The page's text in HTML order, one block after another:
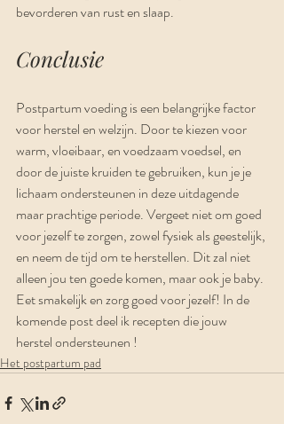
bevorderen van rust en slaap.
Conclusie
Postpartum voeding is een belangrijke factor
voor herstel en welzijn. Door te kiezen voor
warm, vloeibaar, en voedzaam voedsel, en
door de juiste kruiden te gebruiken, kun je je
lichaam ondersteunen in deze uitdagende
maar prachtige periode. Vergeet niet om goed
voor jezelf te zorgen, zowel fysiek als geestelijk,
en neem de tijd om te herstellen. Dit zal niet
alleen jou ten goede komen, maar ook je baby.
Eet smakelijk en zorg goed voor jezelf! In de
komende post deel ik recepten die jouw
herstel ondersteunen !
Het postpartum pad